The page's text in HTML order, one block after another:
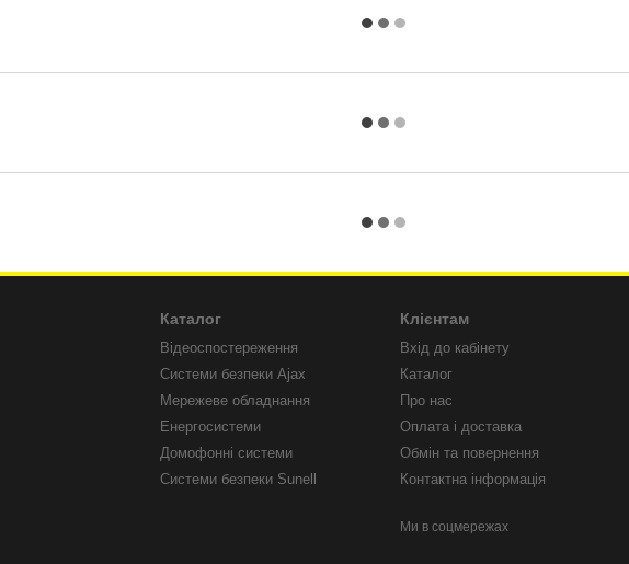
Каталог
Відеоспостереження
Системи безпеки Ajax
Мережеве обладнання
Енергосистеми
Домофонні системи
Системи безпеки Sunell
Клієнтам
Вхід до кабінету
Каталог
Про нас
Оплата і доставка
Обмін та повернення
Контактна інформація
Ми в соцмережах